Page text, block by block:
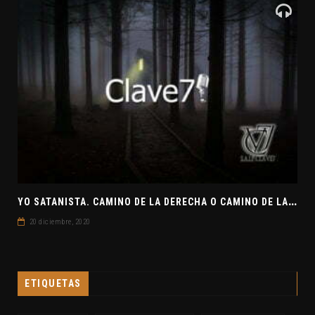
Y
O SATANISTA. CAMINO DE LA DERECHA O CAMINO DE LA IZQUIERDA. CLAVE7 NEWS
20 diciembre, 2020
ETIQUETAS